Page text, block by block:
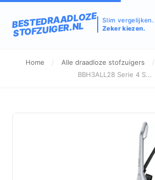
BESTEDRAADLOZE
STOFZUIGER.NL
Slim vergelijken.
Zeker kiezen.
Home / Alle draadloze stofzuigers /
BBH3ALL28 Serie 4 S...